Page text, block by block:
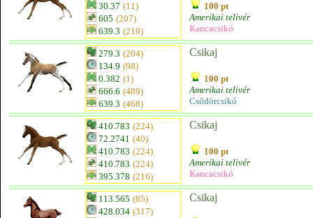
30.37 (11)
605 (207)
639.3 (219)
100 pt
Amerikai telivér
Kancacsikó
279.3 (204)
134.9 (98)
0.382 (1)
666.6 (489)
639.3 (468)
Csikaj
100 pt
Amerikai telivér
Csődörcsikó
410.783 (224)
72.2741 (40)
410.783 (224)
410.783 (224)
395.378 (216)
Csikaj
100 pt
Amerikai telivér
Kancacsikó
113.565 (85)
428.034 (317)
Csikaj